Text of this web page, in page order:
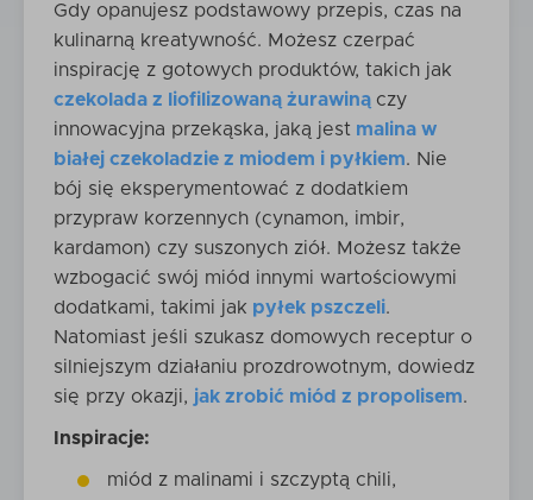
Gdy opanujesz podstawowy przepis, czas na
kulinarną kreatywność. Możesz czerpać
inspirację z gotowych produktów, takich jak
czekolada z liofilizowaną żurawiną czy
innowacyjna przekąska, jaką jest malina w
białej czekoladzie z miodem i pyłkiem. Nie
bój się eksperymentować z dodatkiem
przypraw korzennych (cynamon, imbir,
kardamon) czy suszonych ziół. Możesz także
wzbogacić swój miód innymi wartościowymi
dodatkami, takimi jak pyłek pszczeli.
Natomiast jeśli szukasz domowych receptur o
silniejszym działaniu prozdrowotnym, dowiedz
się przy okazji, jak zrobić miód z propolisem.
Inspiracje:
miód z malinami i szczyptą chili,